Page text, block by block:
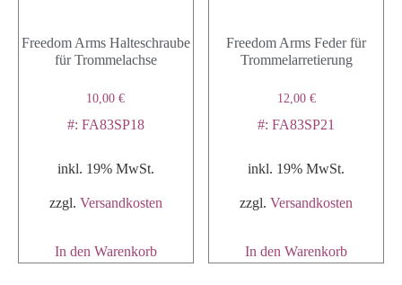
Freedom Arms Halteschraube
für Trommelachse
10,00€
#: FA83SP18
inkl. 19% MwSt.
zzgl. Versandkosten
In den Warenkorb
Freedom Arms Feder für
Trommelarretierung
12,00 €
#: FA83SP21
inkl. 19% MwSt.
zzgl.Versandkosten
In den Warenkorb